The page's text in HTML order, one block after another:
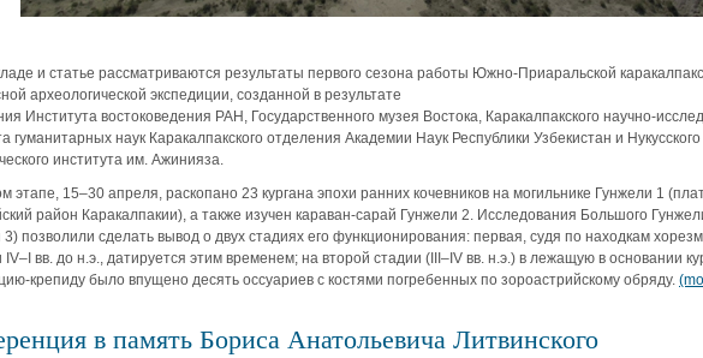
и статье рассматриваются результаты первого сезона работы Южно-Приаральской
археологической экспедиции, созданной в результате
Института востоковедения РАН, Государственного музея Востока, Каракалпакского научно-
гуманитарных наук Каракалпакского отделения Академии Наук Республики Узбекистан и Нукусского
института им. Ажинияза.
этапе, 15–30 апреля, раскопано 23 кургана эпохи ранних кочевников на могильнике Гунжели 1
район Каракалпакии), а также изучен караван-сарай Гунжели 2. Исследования Большого
позволили сделать вывод о двух стадиях его функционирования: первая, судя по находкам
IV–I вв. до н.э., датируется этим временем; на второй стадии (III–IV вв. н.э.) в лежащую в основании
крепиду было впущено десять оссуариев с костями погребенных по зороастрийскому обряду.
в память Бориса Анатольевича Литвинского